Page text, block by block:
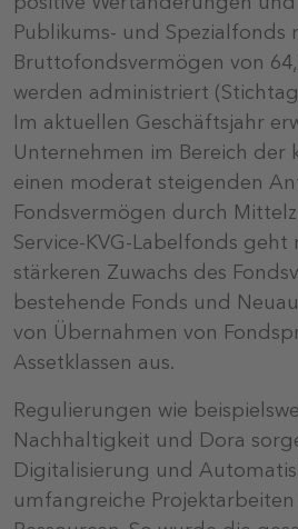
Publikums- und Spezialfonds
Bruttofondsvermögen von
werden administriert (Stichtag
Im aktuellen Geschäftsjahr
Unternehmen im Bereich der
einen moderat steigenden
Fondsvermögen durch
Service-KVG-Labelfonds geht
stärkeren Zuwachs des
bestehende Fonds und
von Übernahmen von
Assetklassen aus.
Regulierungen wie
Nachhaltigkeit und Dora
Digitalisierung und
umfangreiche